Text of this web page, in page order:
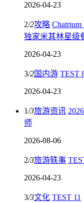
2026-04-23
2/2攻略
独家米其林星级
2026-04-23
3/2国内游 TEST
2026-04-23
1/3旅游资讯
师
2026-08-06
2/3旅游轶事
2026-04-23
3/3文化 TEST 11